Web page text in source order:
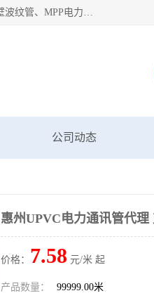
深圳市鑫润通管业有限公司专业生产批发：HDPE管材、热熔管件、HDPE钢丝骨架管、电熔管件、HDPE双壁波纹管、MPP电力管、井盖、PVC管材管件、PPR管材管件等；公司自创建以来，始终秉承“团结、务实、创新、守信”的服务宗旨，凭借专业的服务以及多年的勤奋拼搏，发展成为一家专业销售各种管材管件，绝缘电工套管及配件等系列产品的贸易公司。
公司动态
惠州UPVC电力通讯管代理
价格： 7.58 元/米 起
产品数量： 99999.00米